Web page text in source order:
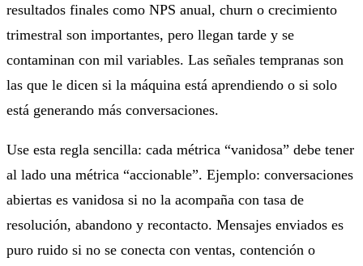
resultados finales como NPS anual, churn o crecimiento
trimestral son importantes, pero llegan tarde y se
contaminan con mil variables. Las señales tempranas son
las que le dicen si la máquina está aprendiendo o si solo
está generando más conversaciones.
Use esta regla sencilla: cada métrica “vanidosa” debe tener
al lado una métrica “accionable”. Ejemplo: conversaciones
abiertas es vanidosa si no la acompaña con tasa de
resolución, abandono y recontacto. Mensajes enviados es
puro ruido si no se conecta con ventas, contención o